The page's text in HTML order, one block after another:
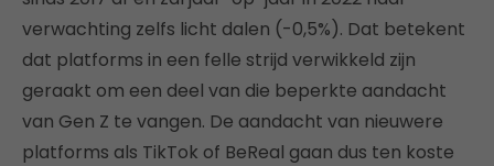
verwachting zelfs licht dalen (-0,5%). Dat betekent
dat platforms in een felle strijd verwikkeld zijn
geraakt om een ​​deel van die beperkte aandacht
van Gen Z te vangen. De aandacht van nieuwere
platforms als TikTok of BeReal gaan dus ten koste